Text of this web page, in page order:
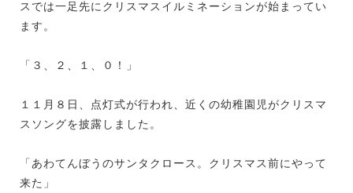
スでは一足先にクリスマスイルミネーションが始まってい
ます。
「３、２、１、０！」
１１月８日、点灯式が行われ、近くの幼稚園児がクリスマ
スソングを披露しました。
「あわてんぼうのサンタクロース。クリスマス前にやって
来た」